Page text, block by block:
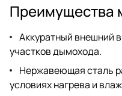
Преимущества
Аккуратный внешний
участков дымохода.
Нержавеющая сталь
условиях нагрева и